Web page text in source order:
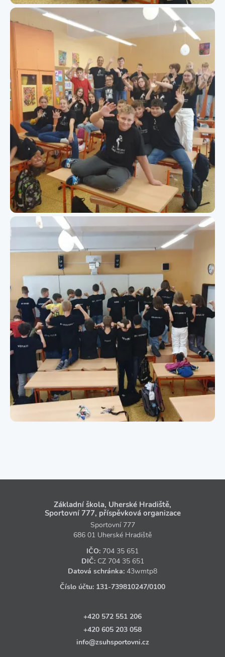
Základní škola, Uherské Hradiště,
Sportovní 777, příspěvková organizace
Sportovní 777
686 01 Uherské Hradiště
IČO: 704 35 651
DIČ: CZ 704 35 651
Datová schránka: 43wmtp8
Číslo účtu: 131‑739810247/0100
+420 572 551 206
+420 605 203 058
info@zsuhsportovni.cz